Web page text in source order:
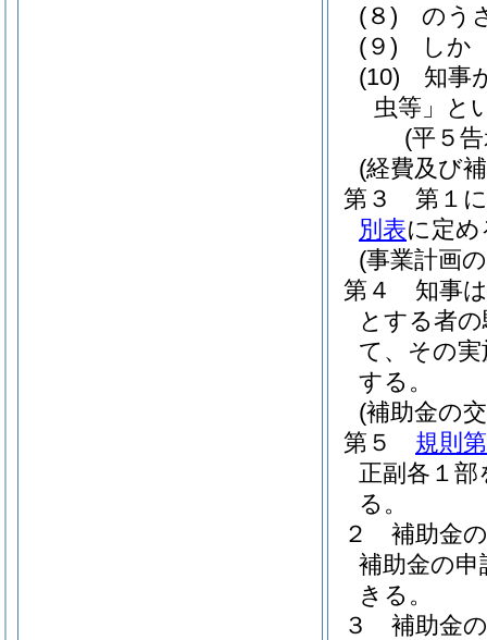
(８)
のう
(９)
しか
(10)
知事
虫等」と
(平５
(経費及び
第３
第１
別表に定
(事業計画
第４
知事
とする者
て、その
する。
(補助金の
第５
規則
正副各１
る。
２
補助金
補助金の
きる。
３
補助金